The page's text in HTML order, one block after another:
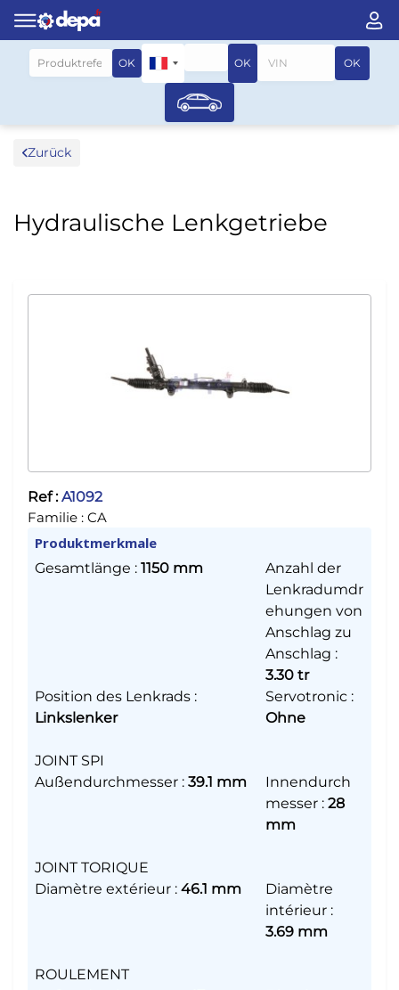
OK OK OK
Suche nach fahrzeug
Zurück
Hydraulische Lenkgetriebe
Ref :A1092
Familie : CA
Produktmerkmale
Gesamtlänge : 1150 mm
Anzahl der
Lenkradumdr
ehungen von
Anschlag zu
Anschlag :
3.30 tr
Position des Lenkrads :
Linkslenker
Servotronic :
Ohne
JOINT SPI
Außendurchmesser : 39.1 mm
Innendurch
messer : 28
mm
JOINT TORIQUE
Diamètre extérieur : 46.1 mm
Diamètre
intérieur :
3.69 mm
ROULEMENT